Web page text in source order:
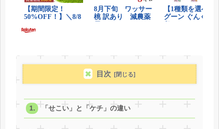
目次
「せこい」と「ケチ」の違い